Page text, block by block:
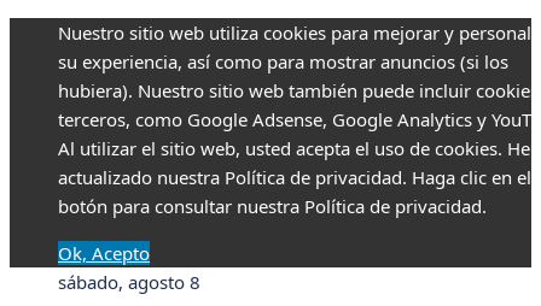
Nuestro sitio web utiliza cookies para mejorar y
su experiencia, así como para mostrar anuncios (si los
hubiera). Nuestro sitio web también puede incluir
terceros, como Google Adsense, Google Analytics y
Al utilizar el sitio web, usted acepta el uso de cookies.
actualizado nuestra Política de privacidad. Haga clic en el
botón para consultar nuestra Política de privacidad.
Ok, Acepto
sábado, agosto 8